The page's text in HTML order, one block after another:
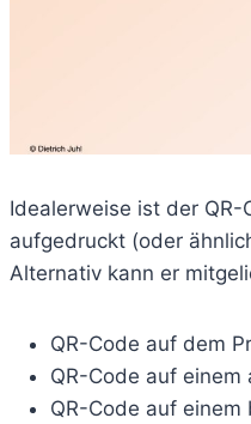
Idealerweise ist der
aufgedruckt (oder
Alternativ kann er
QR-Code auf dem
QR-Code auf
QR-Code auf